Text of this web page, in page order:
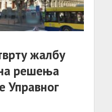
жалбу
решења
Управног